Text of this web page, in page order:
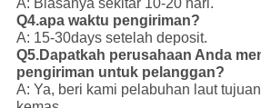
A: Biasanya sekitar 10-20 hari.
Q4.apa waktu pengiriman?
A: 15-30days setelah deposit.
Q5.Dapatkah perusahaan Anda
pengiriman untuk pelanggan?
A: Ya, beri kami pelabuhan laut